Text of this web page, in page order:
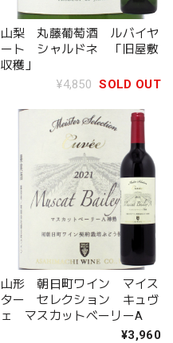
山梨 丸藤葡萄酒 ルバイヤ
ート シャルドネ 「旧屋敷
収穫」
¥4,850 SOLD OUT
山形 朝日町ワイン マイス
ター セレクション キュヴ
ェ マスカットベーリーA
¥3,960